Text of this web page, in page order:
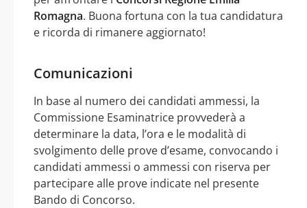
Romagna. Buona fortuna con la tua candidatura
e ricorda di rimanere aggiornato!
Comunicazioni
In base al numero dei candidati ammessi, la
Commissione Esaminatrice provvederà a
determinare la data, l’ora e le modalità di
svolgimento delle prove d’esame, convocando i
candidati ammessi o ammessi con riserva per
partecipare alle prove indicate nel presente
Bando di Concorso.